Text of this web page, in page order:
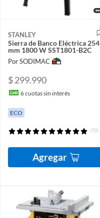
STANLEY
Sierra de Banco Eléctrica 254
mm 1800 W SST1801-B2C
Por SODIMAC
$ 299.990
6cuotas sin interés
ECO
(72)
Agregar